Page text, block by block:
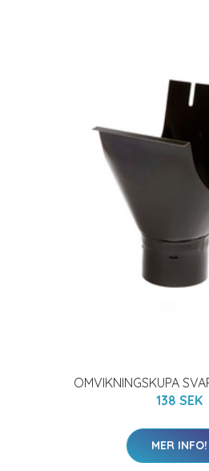
OMVIKNINGSKUPA
138 SEK
MER INFO!